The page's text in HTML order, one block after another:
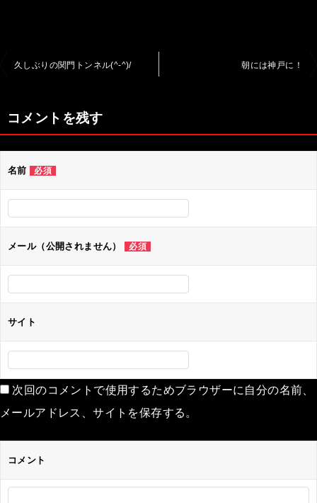
ビ
ゲ
ー
シ
ョ
ン
久しぶりの関門トンネル(^-^)/ 朝には神戸に！
コメントを残す
名前 必須
メール（公開されません） 必須
サイト
次回のコメントで使用するためブラウザーに自分の名前、
メールアドレス、サイトを保存する。
コメント